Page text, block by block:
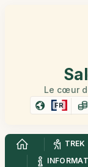
Le cœur
FR
TREK